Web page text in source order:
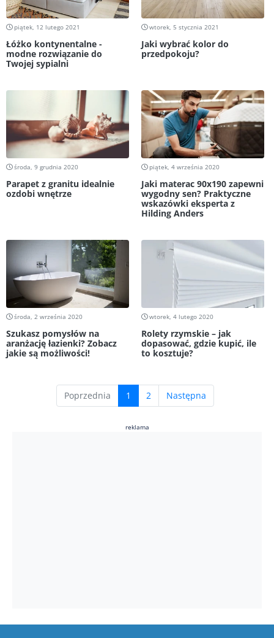
piątek, 12 lutego 2021
Łóżko kontynentalne -
modne rozwiązanie do
Twojej sypialni
wtorek, 5 stycznia 2021
Jaki wybrać kolor do
przedpokoju?
środa, 9 grudnia 2020
Parapet z granitu idealnie
ozdobi wnętrze
piątek, 4 września 2020
Jaki materac 90x190 zapewni
wygodny sen? Praktyczne
wskazówki eksperta z
Hilding Anders
środa, 2 września 2020
Szukasz pomysłów na
aranżację łazienki? Zobacz
jakie są możliwości!
wtorek, 4 lutego 2020
Rolety rzymskie – jak
dopasować, gdzie kupić, ile
to kosztuje?
Poprzednia 1 (current)
2 Następna
reklama